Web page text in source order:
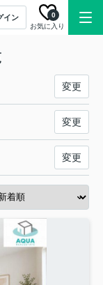
イン
お気に入り
0
変更
変更
変更